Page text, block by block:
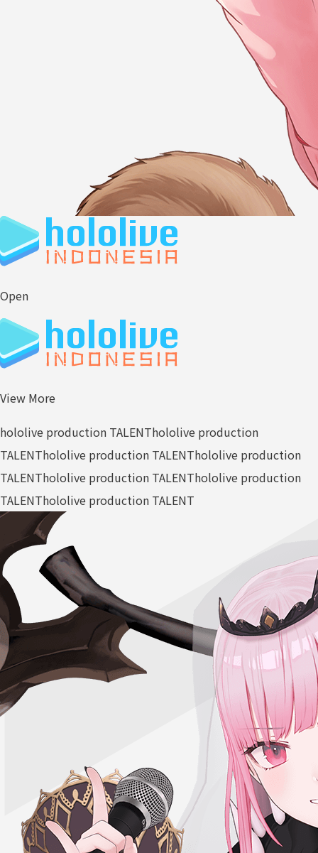
Open
View More
hololive production TALENThololive production
TALENThololive production TALENThololive production
TALENThololive production TALENThololive production
TALENThololive production TALENT